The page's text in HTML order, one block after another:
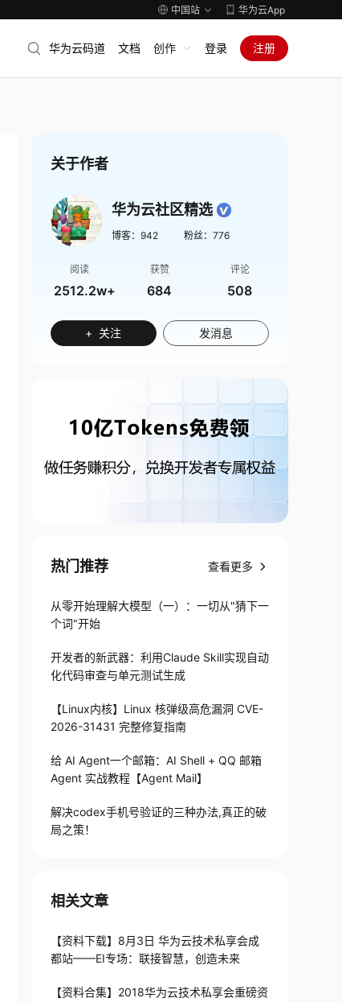
中国站 华为云App
华为云码道 文档 创作 登录 注册
关于作者
华为云社区精选
博客： 942 粉丝： 776
阅读
2512.2w+
获赞
684
评论
508
+ 关注 发消息
热门推荐 查看更多
从零开始理解大模型（一）：一切从"猜下一
个词"开始
开发者的新武器：利用Claude Skill实现自动
化代码审查与单元测试生成
【Linux内核】Linux 核弹级高危漏洞 CVE-
2026-31431 完整修复指南
给 AI Agent一个邮箱：AI Shell + QQ 邮箱
Agent 实战教程【Agent Mail】
解决codex手机号验证的三种办法,真正的破
局之策！
相关文章
【资料下载】8月3日 华为云技术私享会成
都站——EI专场：联接智慧，创造未来
【资料合集】2018华为云技术私享会重磅资